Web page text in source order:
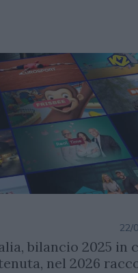
22/
bilancio 2025 in
nel 2026